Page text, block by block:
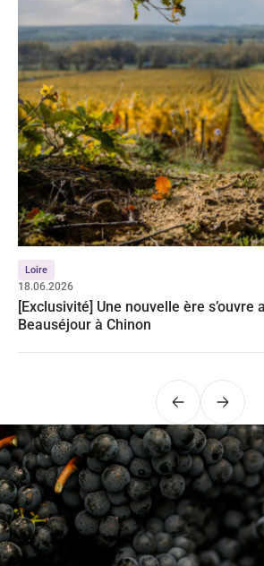
Loire
18.06.2026
[Exclusivité] Une nouvelle ère s’ouvre
Beauséjour à Chinon
Précédent